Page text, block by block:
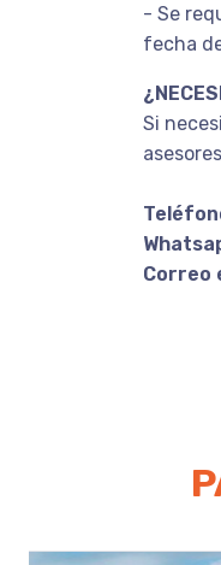
- Se
fecha
Si
Correo